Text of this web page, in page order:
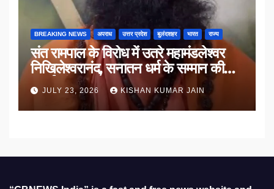
BREAKING NEWS अपराध उत्तर प्रदेश बुलंदशहर भारत राज्य
संत रामपाल के विरोध में उतरे महामंडलेश्वर
निखिलेश्वरानंद, सनातन धर्म के सम्मान की
उठाई मांग
JULY 23, 2026 KISHAN KUMAR JAIN